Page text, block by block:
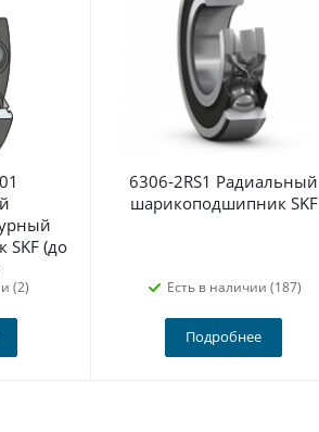
(до
(2)
6306-2RS1 Радиальный
шарикоподшипник SKF
Есть в наличии (187)
Подробнее